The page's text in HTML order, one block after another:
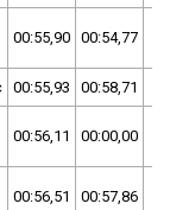
00:55,90 00:54,77
00:55,93 00:58,71
00:56,11 00:00,00
00:56,51 00:57,86